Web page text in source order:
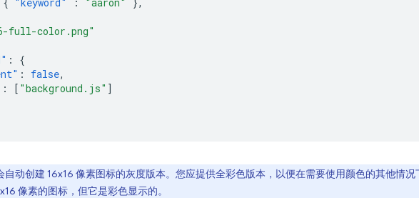
full-color.png"
:
{
: false,
: [ "background.js" ]
自动创建 16x16 像素图标的灰度版本。您应提供全彩色版本，以便在需要使用颜色的其他情况
像素的图标，但它是彩色显示的。